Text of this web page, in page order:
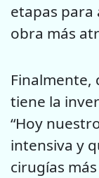
etapas para
obra más
Finalmente,
tiene la
“Hoy
intensiva y
cirugías